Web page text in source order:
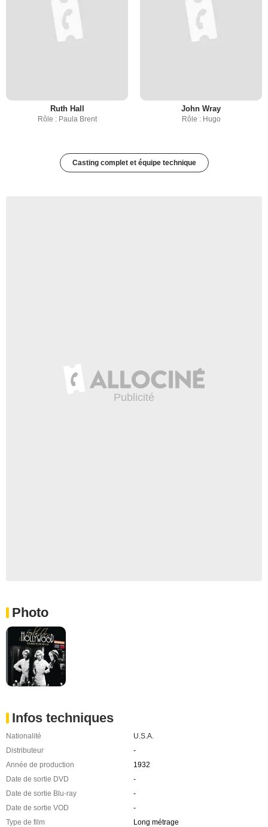
Ruth Hall
Rôle : Paula Brent
John Wray
Rôle : Hugo
Casting complet et équipe technique
Photo
Infos techniques
Nationalité
U.S.A.
Distributeur
-
Année de production
1932
Date de sortie DVD
-
Date de sortie Blu-ray
-
Date de sortie VOD
-
Type de film
Long métrage